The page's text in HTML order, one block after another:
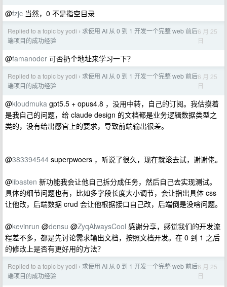
@fzjc 当然，0 不是指空目录
Replied to a topic by yodi › 求使用 AI 从 0 到 1 开发一个完整 web 前后
端项目的成功经验
6 月 25
日
@famanoder 可否扔个地址来学习一下？
Replied to a topic by yodi › 求使用 AI 从 0 到 1 开发一个完整 web 前后
端项目的成功经验
6 月 25
日
@kloudmuka gpt5.5 + opus4.8 ，没用中转，自己的订阅。我估摸着
是我自己的问题，给 claude design 的文档都是业务逻辑数据类型之
类的，没有给出感官上的要求，导致前端输出很差。
@383394544 superpwoers ，听说了很久，现在就滚去试，谢谢佬。
@libasten 新功能我会让他自己拆分成任务，然后自己去实现测试。
具体的细节问题也有，比如多字段长度大小调节，会让指出具体 css
让他改，后端数据 crud 会让他根据接口自己改，后端倒是没啥问题。
@kevinrun @densu @ZyqAlwaysCool 感谢分享，感觉我们的开发流
程差不多，都是先讨论需求输出文档，按照文档开发。在 0 到 1 之后
的修改上是否有更好用的方法？
Replied to a topic by yodi › 求使用 AI 从 0 到 1 开发一个完整 web 前后
端项目的成功经验
6 月 25
日